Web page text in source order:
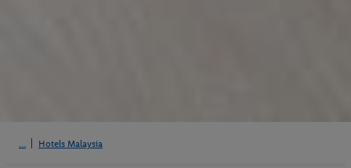
Hotels Malaysia